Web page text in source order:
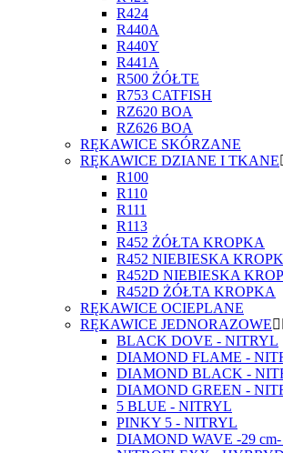
R424
R440A
R440Y
R441A
R500 ŻÓŁTE
R753 CATFISH
RZ620 BOA
RZ626 BOA
RĘKAWICE SKÓRZANE
RĘKAWICE DZIANE I TKANE
R100
R110
R111
R113
R452 ŻÓŁTA KROPKA
R452 NIEBIESKA
R452D NIEBIESKA
R452D ŻÓŁTA KROPKA
RĘKAWICE OCIEPLANE
RĘKAWICE JEDNORAZOWE
BLACK DOVE - NITRYL
DIAMOND FLAME -
DIAMOND BLACK -
DIAMOND GREEN -
5 BLUE - NITRYL
PINKY 5 - NITRYL
DIAMOND WAVE -29